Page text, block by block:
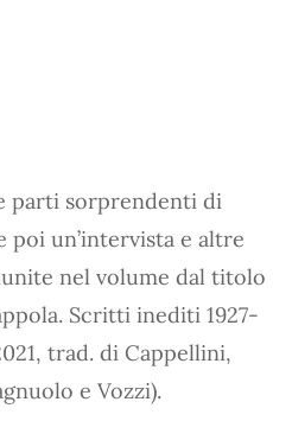
parti sorprendenti di
poi un’intervista e altre
nel volume dal titolo
Scritti inediti 1927-
trad. di Cappellini,
e Vozzi).